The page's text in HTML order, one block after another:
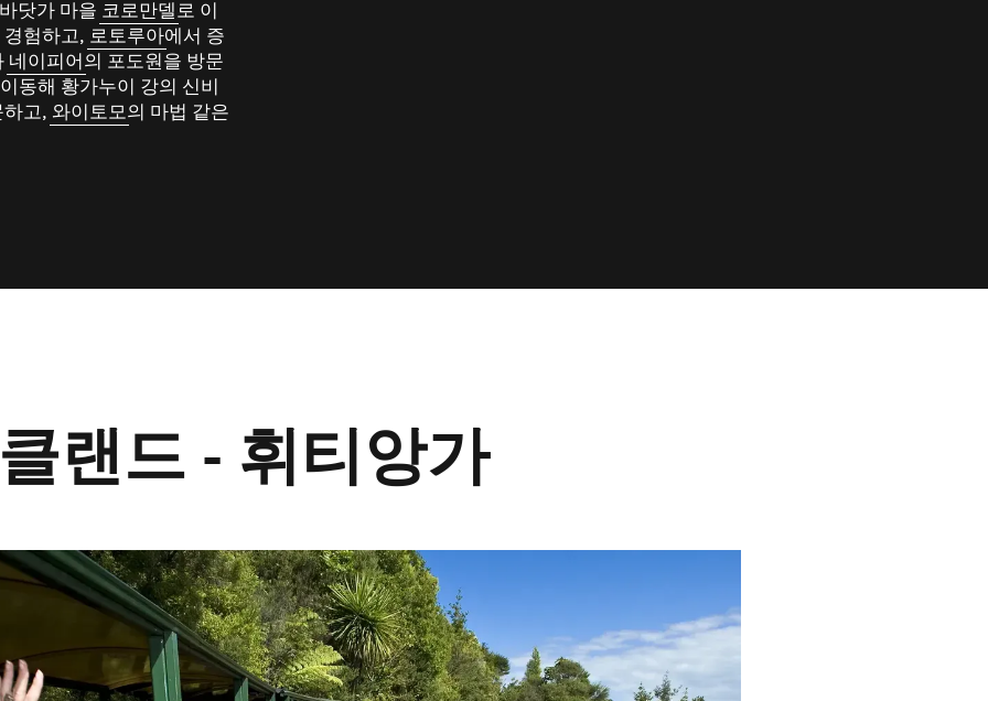
닷가 마을 코로만델로 이
험하고, 로토루아에서 증
네이피어 의 포도원을 방문
동해 황가누이 강의 신비
하고, 와이토모의 마법 같은
랜드 - 휘티앙가